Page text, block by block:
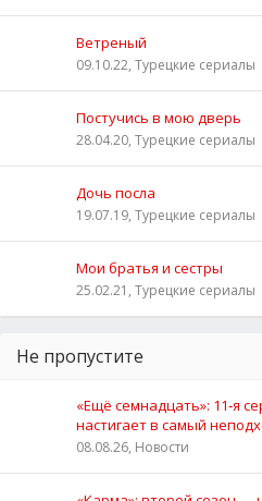
Ветреный
09.10.22, Турецкие сериалы
Постучись в мою дверь
28.04.20, Турецкие сериалы
Дочь посла
19.07.19, Турецкие сериалы
Мои братья и сестры
25.02.21, Турецкие сериалы
Не пропустите
«Ещё семнадцать»: 11‑я
настигает в самый
08.08.26, Новости